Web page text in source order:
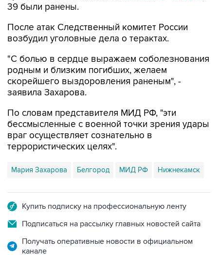
39 были ранены.
После атак Следственный комитет России
возбудил уголовные дела о терактах.
"С болью в сердце выражаем соболезнования
родным и близким погибших, желаем
скорейшего выздоровления раненым", -
заявила Захарова.
По словам представителя МИД РФ, "эти
бессмысленные с военной точки зрения удары
враг осуществляет сознательно в
террористических целях".
Мария Захарова Белгород МИД РФ Нижнекамск
Купить подписку на профессиональную ленту
Подписаться на рассылку главных новостей сайта
Получать оперативные новости в официальном
канале